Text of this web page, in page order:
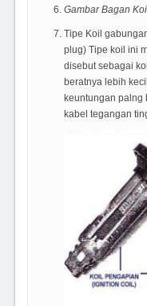
Gambar Bagan
Tipe Koil
plug) Tipe koil ini
disebut sebagai
beratnya lebih
keuntungan palng
kabel tegangan